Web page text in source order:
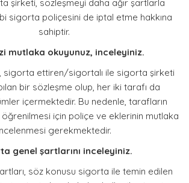
FOTO GALERİ
İLETİŞİM
şirketi, sözleşmeyi daha ağır şartlarla
sigorta poliçesini de iptal etme hakkına
sahiptir.
mutlaka okuyunuz, inceleyiniz.
sigorta ettiren/sigortalı ile sigorta şirketi
bir sözleşme olup, her iki tarafı da
içermektedir. Bu nedenle, tarafların
öğrenilmesi için poliçe ve eklerinin mutlaka
gerekmektedir.
genel şartlarını inceleyiniz.
söz konusu sigorta ile temin edilen